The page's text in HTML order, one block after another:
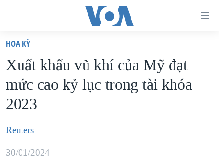
truy
cập
Tới
nội
chính
điều
VIỆT NAM
HOA KỲ
BIỂN ĐÔNG
THẾ GIỚI
DIỄN ĐÀN
HOA KỲ
Xuất khẩu vũ khí của Mỹ đạt
mức cao kỷ lục trong tài khóa
2023
Reuters
30/01/2024